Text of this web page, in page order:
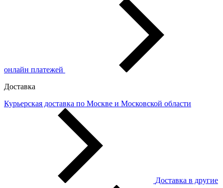
онлайн платежей
Доставка
Курьерская доставка по Москве и Московской области
Доставка в другие